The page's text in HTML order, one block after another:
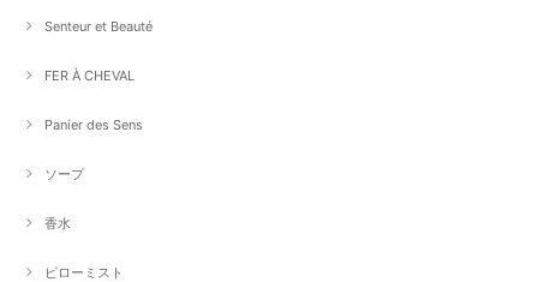
Senteur et Beauté
FER À CHEVAL
Panier des Sens
ソープ
香水
ピローミスト